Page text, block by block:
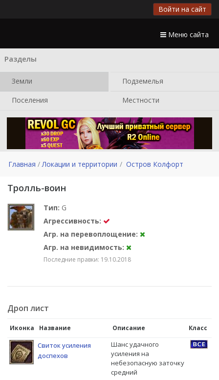
Войти на сайт
Меню сайта
Разделы
Земли Подземелья
Поселения Местности
Главная Локации и территории Остров Колфорт
Тролль-воин
Тип: G
Агрессивность:
Агр. на перевоплощение:
Агр. на невидимость:
Последние правки: 19.10.2018
Дроп лист
Иконка Название Описание Класс
Свиток усиления
доспехов
Шанс удачного
усиления на
небезопасную заточку
средний